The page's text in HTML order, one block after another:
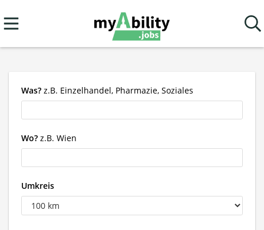
Was? z.B. Einzelhandel, Pharmazie, Soziales
Wo? z.B. Wien
Umkreis